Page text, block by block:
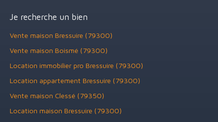
Je recherche un bien
Vente maison Bressuire (79300)
Vente maison Boismé (79300)
Location immobilier pro Bressuire (79300)
Location appartement Bressuire (79300)
Vente maison Clessé (79350)
Location maison Bressuire (79300)